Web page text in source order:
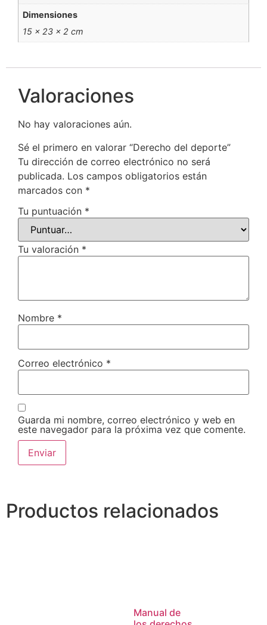
Dimensiones
15 × 23 × 2 cm
Valoraciones
No hay valoraciones aún.
Sé el primero en valorar “Derecho del deporte”
Tu dirección de correo electrónico no será
publicada. Los campos obligatorios están
marcados con *
Tu puntuación *
Tu valoración *
Nombre *
Correo electrónico *
Guarda mi nombre, correo electrónico y web en
este navegador para la próxima vez que comente.
Productos relacionados
Manual de